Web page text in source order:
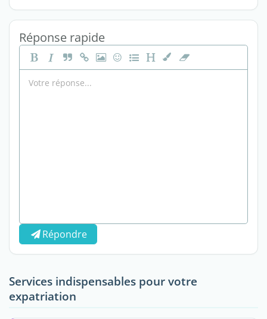
Réponse rapide
Répondre
Services indispensables pour votre
expatriation